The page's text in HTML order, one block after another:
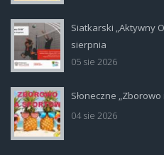
Siatkarski „Aktywny
sierpnia
05 sie 2026
Słoneczne
04 sie 2026